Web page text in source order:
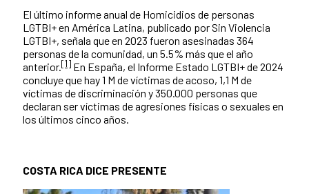
El último informe anual de Homicidios de personas
LGTBI+ en América Latina, publicado por Sin Violencia
LGTBI+, señala que en 2023 fueron asesinadas 364
personas de la comunidad, un 5.5% más que el año
anterior.[1] En España, el Informe Estado LGTBI+ de 2024
concluye que hay 1 M de víctimas de acoso, 1,1 M de
víctimas de discriminación y 350.000 personas que
declaran ser víctimas de agresiones físicas o sexuales en
los últimos cinco años.
COSTA RICA DICE PRESENTE